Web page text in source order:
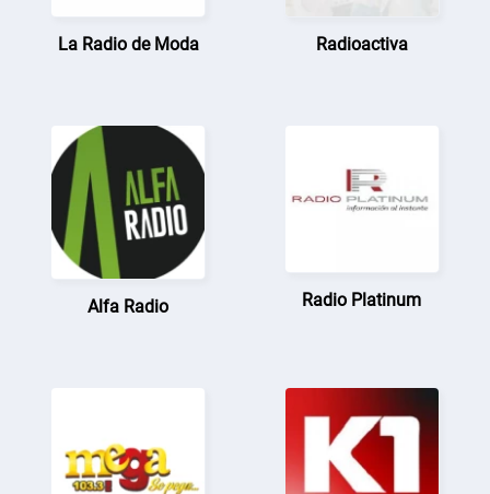
La Radio de Moda Radioactiva
Alfa Radio Radio Platinum